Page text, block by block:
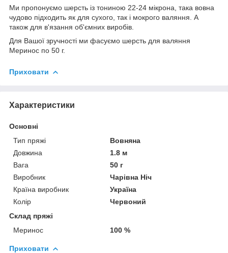
Ми пропонуємо шерсть із тониною 22-24 мікрона, така вовна
чудово підходить як для сухого, так і мокрого валяння. А
також для в'язання об'ємних виробів.
Для Вашої зручності ми фасуємо шерсть для валяння
Меринос по 50 г.
Приховати
Характеристики
Основні
Тип пряжі
Вовняна
Довжина
1.8 м
Вага
50 г
Виробник
Чарівна Ніч
Країна виробник
Україна
Колір
Червоний
Склад пряжі
Меринос
100 %
Приховати